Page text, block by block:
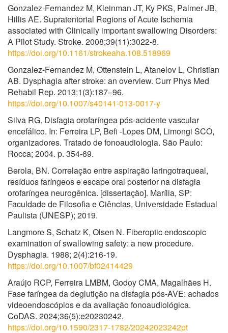
Gonzalez-Fernandez M, Kleinman JT, Ky PKS, Palmer JB,
Hillis AE. Supratentorial Regions of Acute Ischemia
associated with Clinically important swallowing Disorders:
A Pilot Study. Stroke. 2008;39(11):3022-8.
https://doi.org/10.1161/strokeaha.108.518969
Gonzalez-Fernandez M, Ottenstein L, Atanelov L, Christian
AB. Dysphagia after stroke: an overview. Curr Phys Med
Rehabil Rep. 2013;1(3):187–96.
https://doi.org/10.1007/s40141-013-0017-y
Silva RG. Disfagia orofaríngea pós-acidente vascular
encefálico. In: Ferreira LP, Befi -Lopes DM, Limongi SCO,
organizadores. Tratado de fonoaudiologia. São Paulo:
Rocca; 2004. p. 354-69.
Berola, BN. Correlação entre aspiração laringotraqueal,
resíduos faríngeos e escape oral posterior na disfagia
orofaríngea neurogênica. [dissertação]. Marília, SP:
Faculdade de Filosofia e Ciências, Universidade Estadual
Paulista (UNESP); 2019.
Langmore S, Schatz K, Olsen N. Fiberoptic endoscopic
examination of swallowing safety: a new procedure.
Dysphagia. 1988; 2(4):216-19.
https://doi.org/10.1007/bf02414429
Araújo RCP, Ferreira LMBM, Godoy CMA, Magalhães H.
Fase faríngea da deglutição na disfagia pós-AVE: achados
videoendoscópios e da avaliação fonoaudiológica.
CoDAS. 2024;36(5):e20230242.
https://doi.org/10.1590/2317-1782/20242023242pt